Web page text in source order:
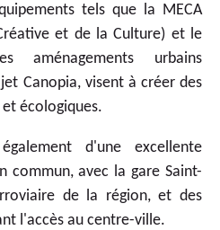
tels que la MECA
et de la Culture) et le
aménagements urbains
Canopia, visent à créer des
écologiques.
d'une excellente
commun, avec la gare Saint-
de la région, et des
l'accès au centre-ville.